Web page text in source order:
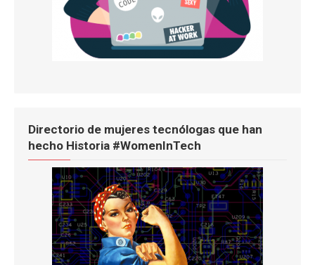
Directorio de mujeres tecnólogas que han
hecho Historia #WomenInTech